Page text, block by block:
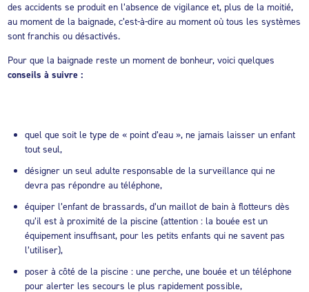
des accidents se produit en l’absence de vigilance et, plus de la moitié,
au moment de la baignade, c’est-à-dire au moment où tous les systèmes
sont franchis ou désactivés.
Pour que la baignade reste un moment de bonheur, voici quelques
conseils à suivre :
quel que soit le type de « point d’eau », ne jamais laisser un enfant
tout seul,
désigner un seul adulte responsable de la surveillance qui ne
devra pas répondre au téléphone,
équiper l’enfant de brassards, d’un maillot de bain à flotteurs dès
qu’il est à proximité de la piscine (attention : la bouée est un
équipement insuffisant, pour les petits enfants qui ne savent pas
l’utiliser),
poser à côté de la piscine : une perche, une bouée et un téléphone
pour alerter les secours le plus rapidement possible,